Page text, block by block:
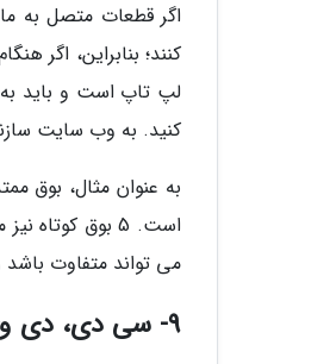
اگر قطعات متصل به
کنند؛ بنابراین،
لپ تاپ است و باید به
کنید. به وب سایت
می تواند متفاوت
9- سی دی، دی وی دی و یواس بی را خارج کنید